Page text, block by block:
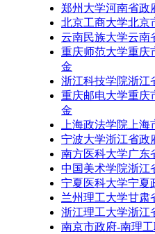
郑州大学河南省政
北京工商大学北京
云南民族大学云南
重庆师范大学重庆
金
浙江科技学院浙江
重庆邮电大学重庆
金
上海政法学院上
宁波大学浙江省政
南方医科大学广东
中国美术学院浙江
宁夏医科大学宁夏
兰州理工大学甘肃
浙江理工大学浙江
南京市政府-南理